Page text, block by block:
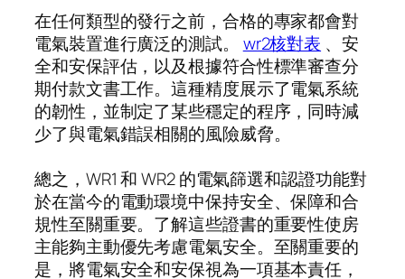
在任何類型的發行之前，合格的專家都會對
電氣裝置進行廣泛的測試。 wr2核對表 、安
全和安保評估，以及根據符合性標準審查分
期付款文書工作。這種精度展示了電氣系統
的韌性，並制定了某些穩定的程序，同時減
少了與電氣錯誤相關的風險威脅。
總之，WR1 和 WR2 的電氣篩選和認證功能對
於在當今的電動環境中保持安全、保障和合
規性至關重要。了解這些證書的重要性使房
主能夠主動優先考慮電氣安全。至關重要的
是，將電氣安全和安保視為一項基本責任，